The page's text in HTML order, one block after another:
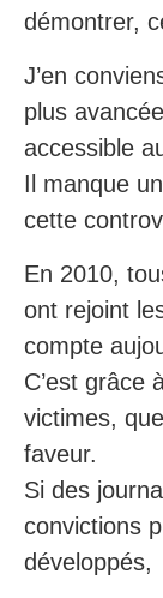
démontrer,
J’en
plus
accessible
Il manque
cette
En 2010,
ont rejoint
compte
C’est grâce
victimes,
faveur.
Si des
convictions
développés,